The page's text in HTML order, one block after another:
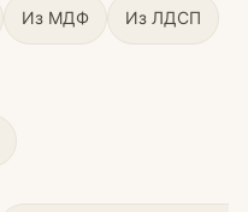
Из МДФ Из ЛДСП